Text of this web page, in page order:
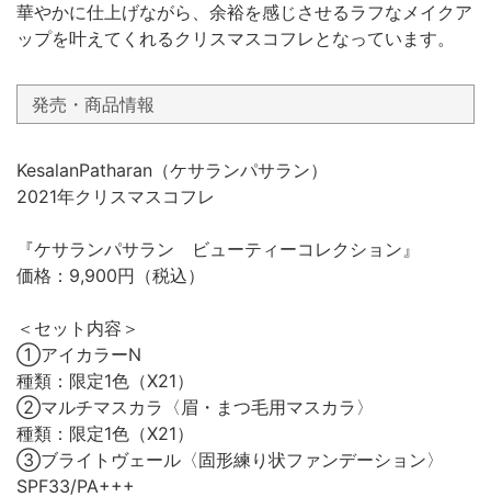
華やかに仕上げながら、余裕を感じさせるラフなメイクア
ップを叶えてくれるクリスマスコフレとなっています。
発売・商品情報
KesalanPatharan（ケサランパサラン）
2021年クリスマスコフレ
『ケサランパサラン ビューティーコレクション』
価格：9,900円（税込）
＜セット内容＞
①アイカラーN
種類：限定1色（X21）
②マルチマスカラ〈眉・まつ毛用マスカラ〉
種類：限定1色（X21）
③ブライトヴェール〈固形練り状ファンデーション〉
SPF33/PA+++